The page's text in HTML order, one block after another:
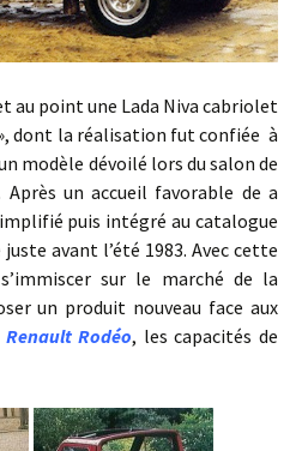
point une Lada Niva cabriolet
dont la réalisation fut confiée à
modèle dévoilé lors du salon de
un accueil favorable de a
puis intégré au catalogue
avant l’été 1983. Avec cette
sur le marché de la
un produit nouveau face aux
Renault Rodéo, les capacités de